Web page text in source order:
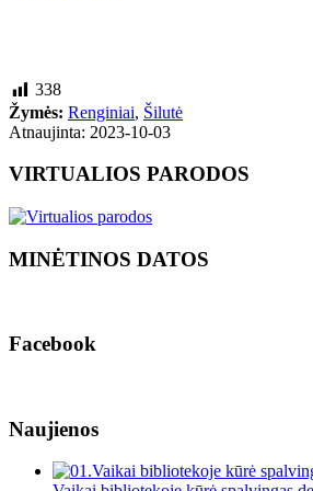
338
Žymės: Renginiai, Šilutė
Atnaujinta: 2023-10-03
VIRTUALIOS PARODOS
MINĖTINOS DATOS
Facebook
Naujienos